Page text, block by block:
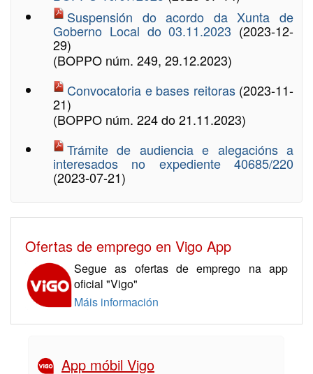
Suspensión do acordo da Xunta de
Goberno Local do 03.11.2023 (2023-12-
29)
(BOPPO núm. 249, 29.12.2023)
Convocatoria e bases reitoras (2023-11-
21)
(BOPPO núm. 224 do 21.11.2023)
Trámite de audiencia e alegacións a
interesados no expediente 40685/220
(2023-07-21)
Ofertas de emprego en Vigo App
Segue as ofertas de emprego na app
oficial "Vigo"
Máis información
App móbil Vigo